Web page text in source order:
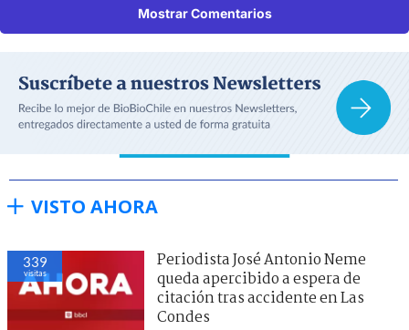
Mostrar Comentarios
VISTO AHORA
339
visitas
Periodista José Antonio Neme
queda apercibido a espera de
citación tras accidente en Las
Condes